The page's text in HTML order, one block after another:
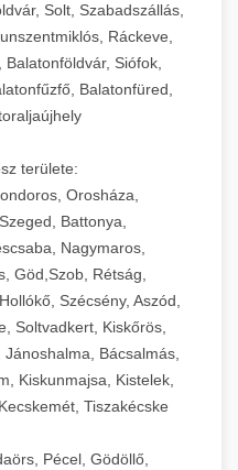
Solt, Szabadszállás,
Ráckeve,
Siófok,
Balatonfüred,
területe:
Orosháza,
Battonya,
Nagymaros,
Göd,Szob, Rétság,
Szécsény, Aszód,
Soltvadkert, Kiskőrös,
Bácsalmás,
Kiskunmajsa, Kistelek,
Tiszakécske
Pécel, Gödöllő,